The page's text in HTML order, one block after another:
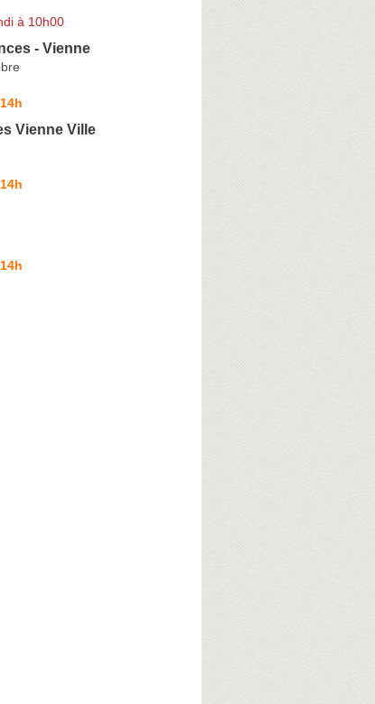
à 10h00
- Vienne
Vienne Ville